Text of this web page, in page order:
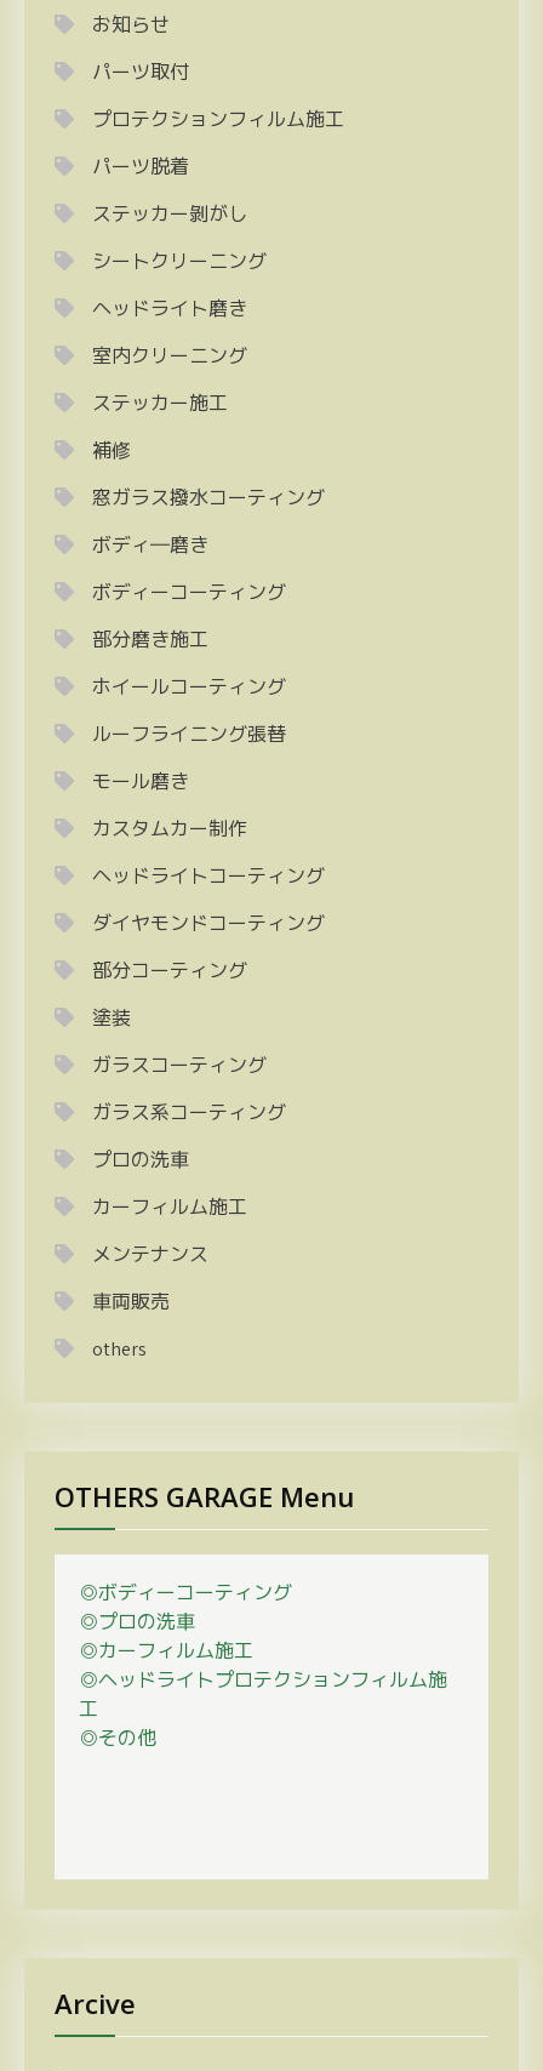
お知らせ
パーツ取付
プロテクションフィルム施工
パーツ脱着
ステッカー剝がし
シートクリーニング
ヘッドライト磨き
室内クリーニング
ステッカー施工
補修
窓ガラス撥水コーティング
ボディ―磨き
ボディーコーティング
部分磨き施工
ホイールコーティング
ルーフライニング張替
モール磨き
カスタムカー制作
ヘッドライトコーティング
ダイヤモンドコーティング
部分コーティング
塗装
ガラスコーティング
ガラス系コーティング
プロの洗車
カーフィルム施工
メンテナンス
車両販売
others
OTHERS GARAGE Menu
◎ボディーコーティング
◎プロの洗車
◎カーフィルム施工
◎ヘッドライトプロテクションフィルム施
工
◎その他
Arcive